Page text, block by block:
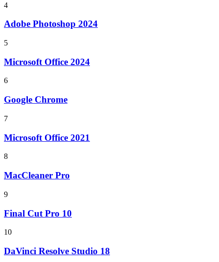
4
Adobe Photoshop 2024
5
Microsoft Office 2024
6
Google Chrome
7
Microsoft Office 2021
8
MacCleaner Pro
9
Final Cut Pro 10
10
DaVinci Resolve Studio 18